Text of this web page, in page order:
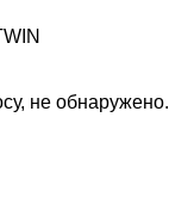
не обнаружено.